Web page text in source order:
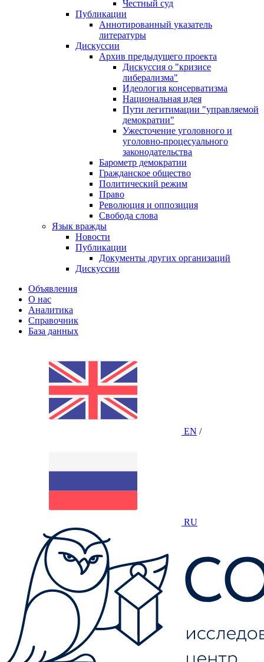
Честный суд
Публикации
Аннотированный указатель
литературы
Дискуссии
Архив предыдущего проекта
Дискуссия о "кризисе
либерализма"
Идеология консерватизма
Национальная идея
Пути легитимации "управляемой
демократии"
Ужесточение уголовного и
уголовно-процесуального
законодательства
Барометр демократии
Гражданское общество
Политический режим
Право
Революция и оппозиция
Свобода слова
Язык вражды
Новости
Публикации
Документы других организаций
Дискуссии
Объявления
О нас
Аналитика
Справочник
База данных
EN /
RU